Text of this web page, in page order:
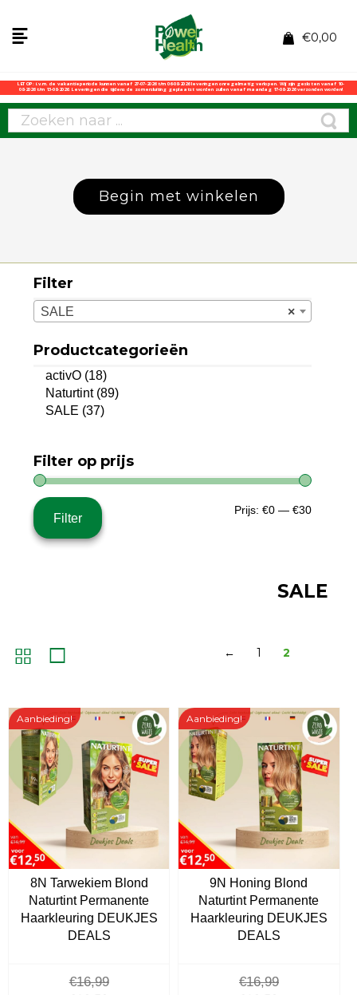
€0,00
LET OP: i.v.m. de vakantieperiode kunnen vanaf 27-07-2026 t/m 06-08-2026 leveringen onregelmatig verlopen. Wij zijn gesloten vanaf 10-
08-2026 t/m 13-08-2026. Leveringen die tijdens de zomersluiting geplaatst worden zullen vanaf maandag 17-08-2026 verzonden worden!
Begin met winkelen
Filter
×
SALE
Productcategorieën
activO (18)
Naturtint (89)
SALE (37)
Filter op prijs
Min.
Max.
Filter
Prijs: €0 — €30
SALE
← 1 2
8N Tarwekiem Blond
Naturtint Permanente
Haarkleuring DEUKJES
DEALS
€16,99
Aanbieding!
9N Honing Blond
Naturtint Permanente
Haarkleuring DEUKJES
DEALS
€16,99
Aanbieding!